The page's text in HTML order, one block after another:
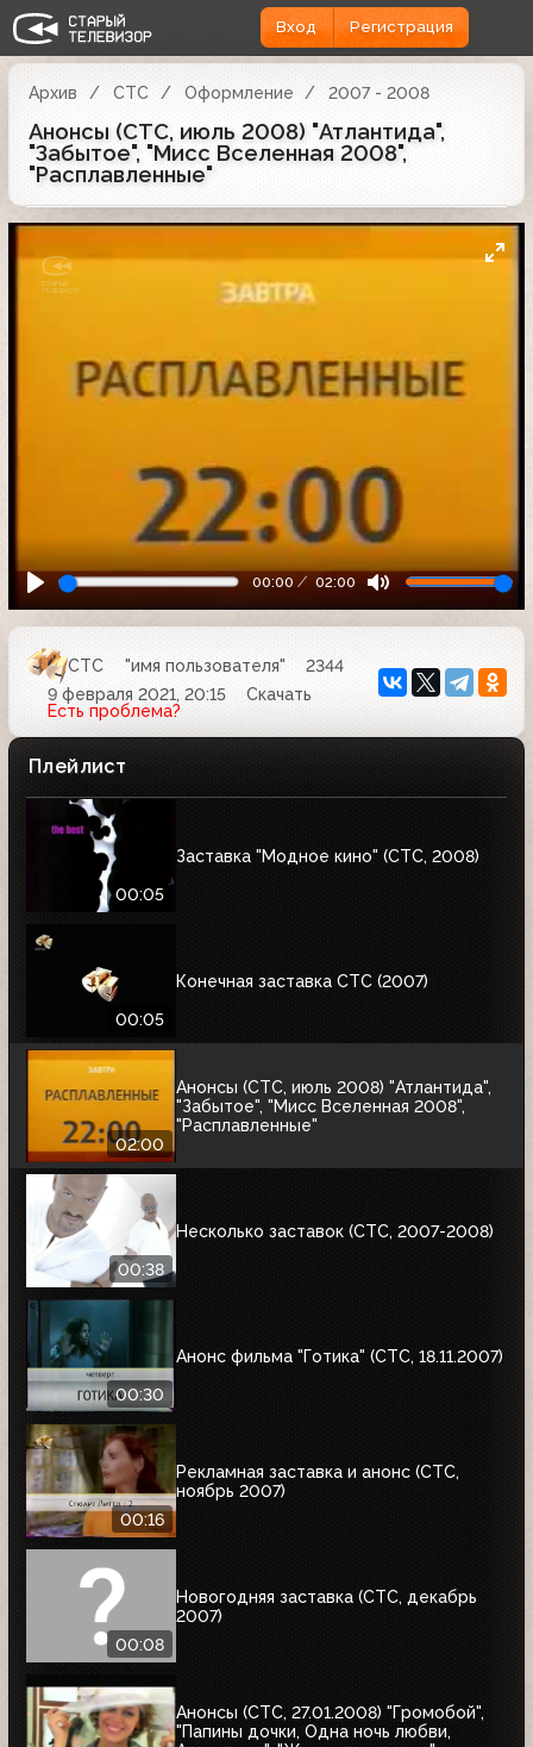
Вход Регистрация
Архив СТС Оформление 2007 - 2008
Анонсы (СТС, июль 2008) "Атлантида",
"Забытое", "Мисс Вселенная 2008",
"Расплавленные"
00:00 02:00
СТС "имя пользователя"
2344
9 февраля 2021, 20:15
Скачать
Есть проблема?
Плейлист
00:05
Заставка "Модное кино" (СТС, 2008)
00:05
Конечная заставка СТС (2007)
02:00
Анонсы (СТС, июль 2008) "Атлантида",
"Забытое", "Мисс Вселенная 2008",
"Расплавленные"
00:38
Несколько заставок (СТС, 2007-2008)
00:30
Анонс фильма "Готика" (СТС, 18.11.2007)
00:16
Рекламная заставка и анонс (СТС,
ноябрь 2007)
00:08
Новогодняя заставка (СТС, декабрь
2007)
Анонсы (СТС, 27.01.2008) "Громобой",
"Папины дочки, Одна ночь любви,